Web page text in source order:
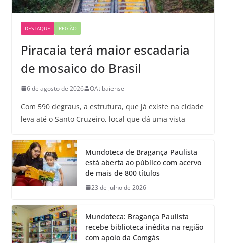
DESTAQUE REGIÃO
Piracaia terá maior escadaria
de mosaico do Brasil
6 de agosto de 2026 OAtibaiense
Com 590 degraus, a estrutura, que já existe na cidade
leva até o Santo Cruzeiro, local que dá uma vista
Mundoteca de Bragança Paulista
está aberta ao público com acervo
de mais de 800 títulos
23 de julho de 2026
Mundoteca: Bragança Paulista
recebe biblioteca inédita na região
com apoio da Comgás